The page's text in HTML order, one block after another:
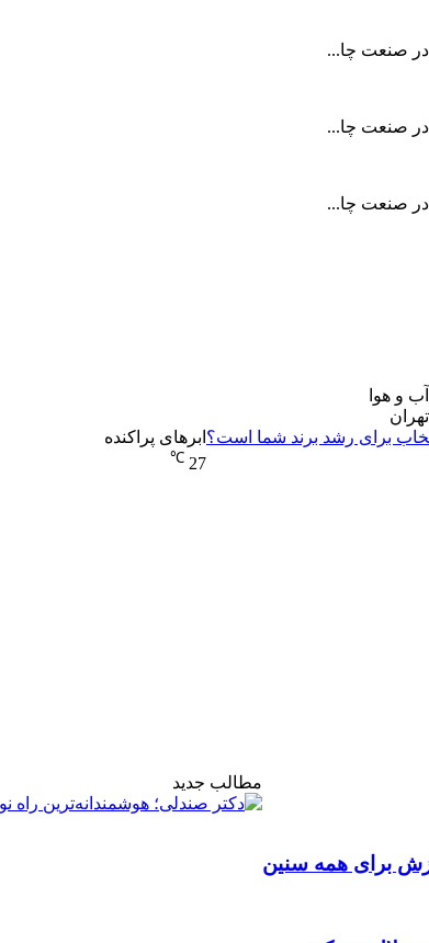
در صنعت چا...
در صنعت چا...
در صنعت چا...
برای رشد برند شما است؟
آب و هوا
تهران
ابرهای پراکنده
27
℃
برای همه سنین
مطالب جدید